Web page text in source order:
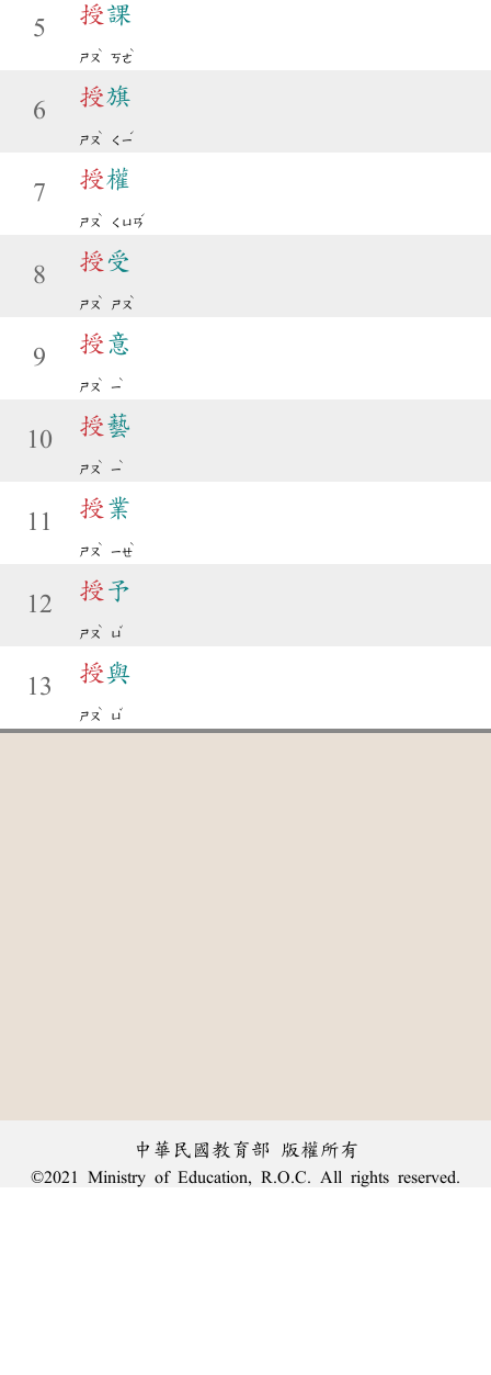
5
授課
ㄕㄡ
ˋ
ㄎㄜ
ˋ
6
授旗
ㄕㄡ
ˋ
ㄑㄧ
ˊ
7
授權
ㄕㄡ
ˋ
ㄑㄩㄢ
ˊ
8
授 受
ㄕㄡ
ˋ
ㄕㄡ
ˋ
9
授 意
ㄕㄡ
ˋ
ㄧ
ˋ
10
授藝
ㄕㄡ
ˋ
ㄧ
ˋ
11
授 業
ㄕㄡ
ˋ
ㄧㄝ
ˋ
12
授 予
ㄕㄡ
ˋ
ㄩ
ˇ
13
授與
ㄕㄡ
ˋ
ㄩ
ˇ
中華民國教育部 版權所有
©2021 Ministry of Education, R.O.C. All rights reserved.